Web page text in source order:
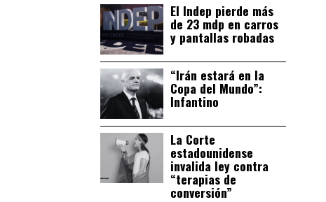
El Indep pierde más
de 23 mdp en carros
y pantallas robadas
“Irán estará en la
Copa del Mundo”:
Infantino
La Corte
estadounidense
invalida ley contra
“terapias de
conversión”